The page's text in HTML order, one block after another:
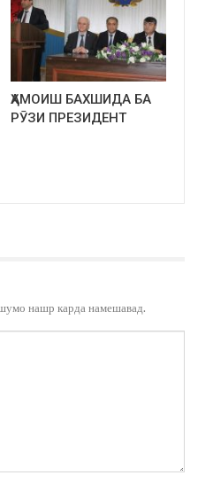
ҲАМОИШ БАХШИДА БА
РӮЗИ ПРЕЗИДЕНТ
нашр карда намешавад.